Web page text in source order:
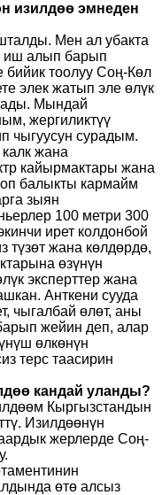
изилдөө эмнеден
Мен ал убакта
иш алып барып
бийик тоолуу Соң-Көл
элек жатып эле өлүк
Мындай
жергиликтүү
чыгуусун сурадым.
жана
кайырмактары жана
балыкты кармайм
зыян
100 метри 300
ирет колдонбой
түзөт жана көлдөрдө,
өзүнүн
эксперттер жана
Анткени сууда
чыгалбай өлөт, аны
жейин деп, алар
өлкөнүн
терс таасирин
кандай уланды?
Кыргызстандын
Изилдөөнүн
жерлерде Соң-
өтө алсыз